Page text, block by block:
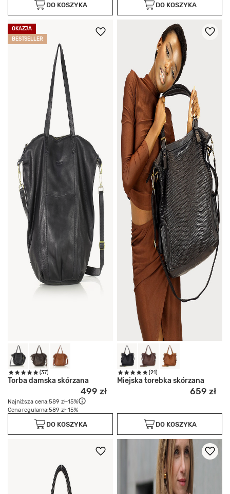
DO KOSZYKA DO KOSZYKA
OKAZJA
BESTSELLER
(37)
Torba damska skórzana
499 zł
Najniższa cena:589 zł-15%
Cena regularna:589 zł-15%
DO KOSZYKA
(21)
Miejska torebka skórzana
659 zł
DO KOSZYKA